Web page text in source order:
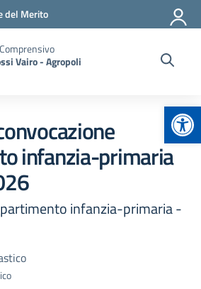
del Merito
Vairo - Agropoli
infanzia-primaria
infanzia-primaria -